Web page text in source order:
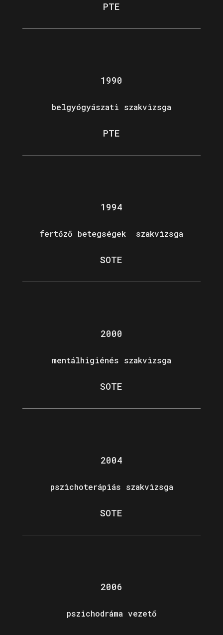
PTE
1990
belgyógyászati szakvizsga
PTE
1994
fertőző betegségek szakvizsga
SOTE
2000
mentálhigiénés szakvizsga
SOTE
2004
pszichoterápiás szakvizsga
SOTE
2006
pszichodráma vezető